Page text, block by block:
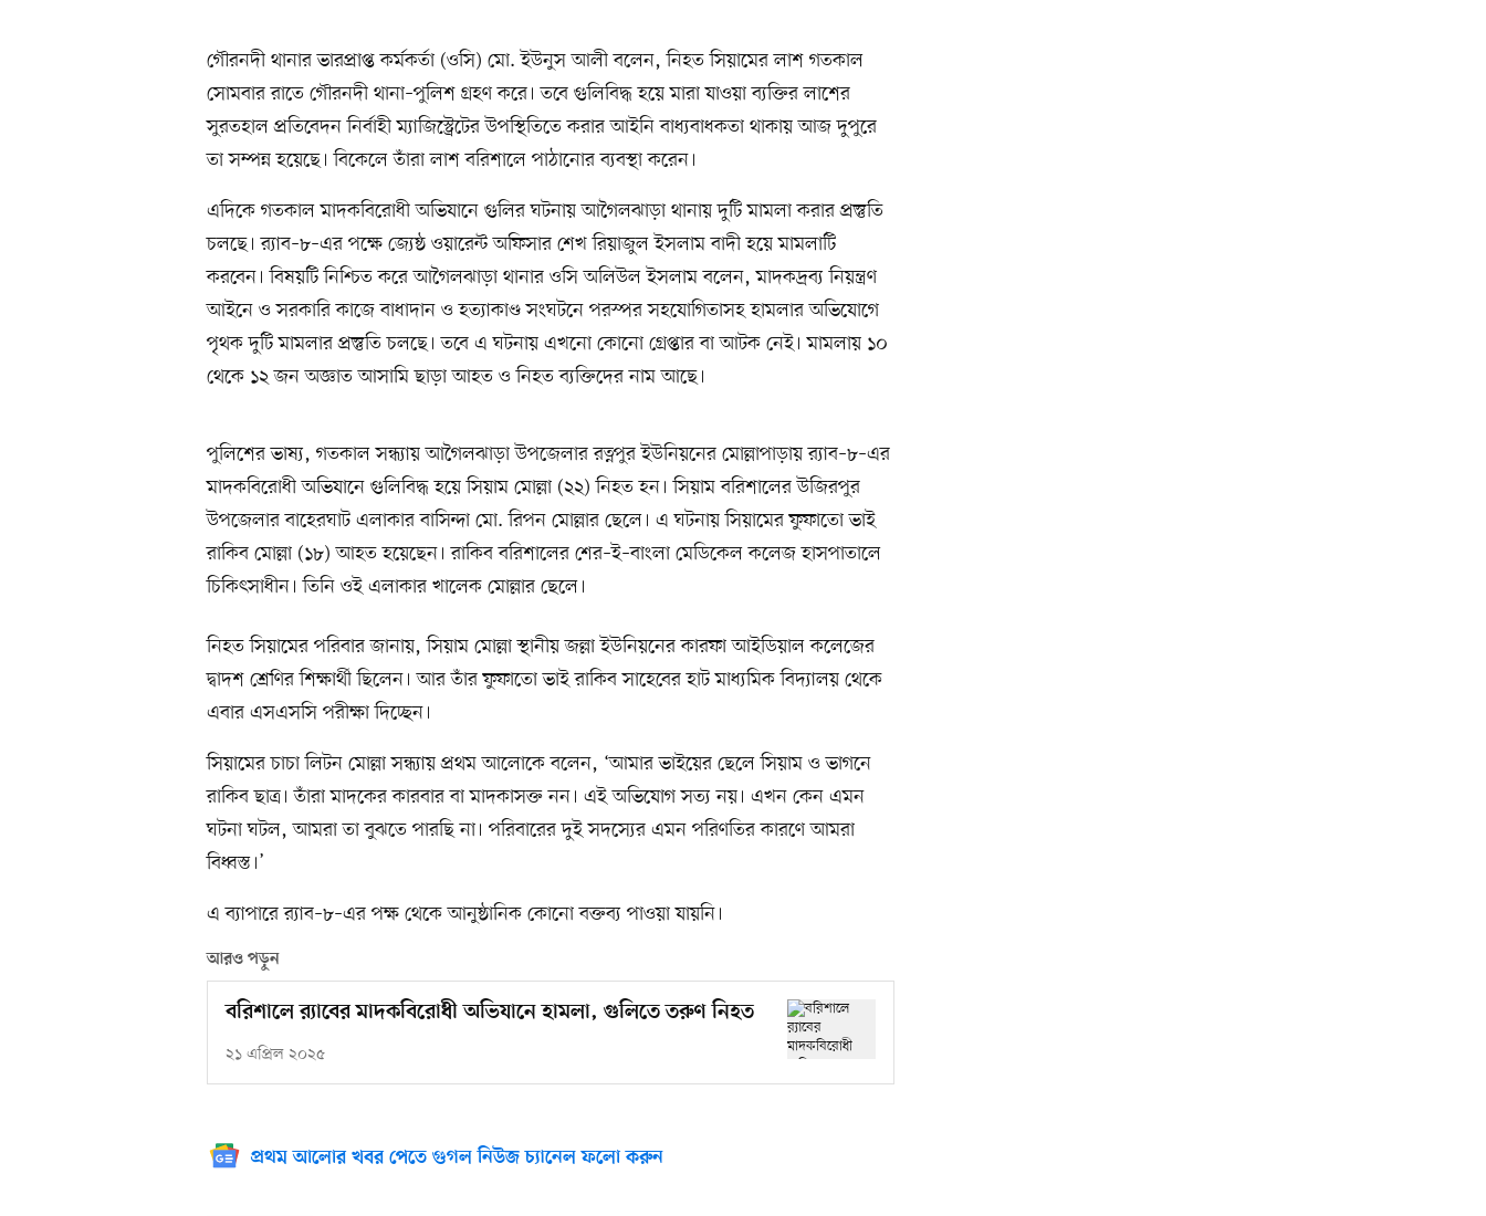
গৌরনদী থানার ভারপ্রাপ্ত কর্মকর্তা (ওসি) মো. ইউনুস আলী বলেন, নিহত সিয়ামের লাশ গতকাল
সোমবার রাতে গৌরনদী থানা–পুলিশ গ্রহণ করে। তবে গুলিবিদ্ধ হয়ে মারা যাওয়া ব্যক্তির লাশের
সুরতহাল প্রতিবেদন নির্বাহী ম্যাজিস্ট্রেটের উপস্থিতিতে করার আইনি বাধ্যবাধকতা থাকায় আজ দুপুরে
তা সম্পন্ন হয়েছে। বিকেলে তাঁরা লাশ বরিশালে পাঠানোর ব্যবস্থা করেন।
এদিকে গতকাল মাদকবিরোধী অভিযানে গুলির ঘটনায় আগৈলঝাড়া থানায় দুটি মামলা করার প্রস্তুতি
চলছে। র‍্যাব–৮–এর পক্ষে জ্যেষ্ঠ ওয়ারেন্ট অফিসার শেখ রিয়াজুল ইসলাম বাদী হয়ে মামলাটি
করবেন। বিষয়টি নিশ্চিত করে আগৈলঝাড়া থানার ওসি অলিউল ইসলাম বলেন, মাদকদ্রব্য নিয়ন্ত্রণ
আইনে ও সরকারি কাজে বাধাদান ও হত্যাকাণ্ড সংঘটনে পরস্পর সহযোগিতাসহ হামলার অভিযোগে
পৃথক দুটি মামলার প্রস্তুতি চলছে। তবে এ ঘটনায় এখনো কোনো গ্রেপ্তার বা আটক নেই। মামলায় ১০
থেকে ১২ জন অজ্ঞাত আসামি ছাড়া আহত ও নিহত ব্যক্তিদের নাম আছে।
পুলিশের ভাষ্য, গতকাল সন্ধ্যায় আগৈলঝাড়া উপজেলার রত্নপুর ইউনিয়নের মোল্লাপাড়ায় র‍্যাব–৮–এর
মাদকবিরোধী অভিযানে গুলিবিদ্ধ হয়ে সিয়াম মোল্লা (২২) নিহত হন। সিয়াম বরিশালের উজিরপুর
উপজেলার বাহেরঘাট এলাকার বাসিন্দা মো. রিপন মোল্লার ছেলে। এ ঘটনায় সিয়ামের ফুফাতো ভাই
রাকিব মোল্লা (১৮) আহত হয়েছেন। রাকিব বরিশালের শের–ই–বাংলা মেডিকেল কলেজ হাসপাতালে
চিকিৎসাধীন। তিনি ওই এলাকার খালেক মোল্লার ছেলে।
নিহত সিয়ামের পরিবার জানায়, সিয়াম মোল্লা স্থানীয় জল্লা ইউনিয়নের কারফা আইডিয়াল কলেজের
দ্বাদশ শ্রেণির শিক্ষার্থী ছিলেন। আর তাঁর ফুফাতো ভাই রাকিব সাহেবের হাট মাধ্যমিক বিদ্যালয় থেকে
এবার এসএসসি পরীক্ষা দিচ্ছেন।
সিয়ামের চাচা লিটন মোল্লা সন্ধ্যায় প্রথম আলোকে বলেন, ‘আমার ভাইয়ের ছেলে সিয়াম ও ভাগনে
রাকিব ছাত্র। তাঁরা মাদকের কারবার বা মাদকাসক্ত নন। এই অভিযোগ সত্য নয়। এখন কেন এমন
ঘটনা ঘটল, আমরা তা বুঝতে পারছি না। পরিবারের দুই সদস্যের এমন পরিণতির কারণে আমরা
বিধ্বস্ত।’
এ ব্যাপারে র‍্যাব–৮–এর পক্ষ থেকে আনুষ্ঠানিক কোনো বক্তব্য পাওয়া যায়নি।
আরও পড়ুন
বরিশালে র‌্যাবের মাদকবিরোধী অভিযানে হামলা, গুলিতে তরুণ নিহত
২১ এপ্রিল ২০২৫
প্রথম আলোর খবর পেতে গুগল নিউজ চ্যানেল ফলো করুন